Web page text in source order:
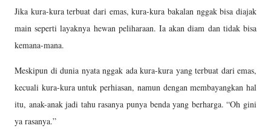
Jika kura-kura terbuat dari emas, kura-kura bakalan nggak bisa diajak
main seperti layaknya hewan peliharaan. Ia akan diam dan tidak bisa
kemana-mana.
Meskipun di dunia nyata nggak ada kura-kura yang terbuat dari emas,
kecuali kura-kura untuk perhiasan, namun dengan membayangkan hal
itu, anak-anak jadi tahu rasanya punya benda yang berharga. “Oh gini
ya rasanya.”